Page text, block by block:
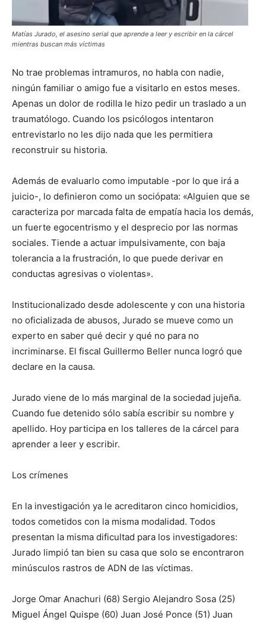
Matías Jurado, el asesino serial que aprende a leer y escribir en la cárcel
mientras buscan más víctimas
No trae problemas intramuros, no habla con nadie,
ningún familiar o amigo fue a visitarlo en estos meses.
Apenas un dolor de rodilla le hizo pedir un traslado a un
traumatólogo. Cuando los psicólogos intentaron
entrevistarlo no les dijo nada que les permitiera
reconstruir su historia.
Además de evaluarlo como imputable -por lo que irá a
juicio-, lo definieron como un sociópata: «Alguien que se
caracteriza por marcada falta de empatía hacia los demás,
un fuerte egocentrismo y el desprecio por las normas
sociales. Tiende a actuar impulsivamente, con baja
tolerancia a la frustración, lo que puede derivar en
conductas agresivas o violentas».
Institucionalizado desde adolescente y con una historia
no oficializada de abusos, Jurado se mueve como un
experto en saber qué decir y qué no para no
incriminarse. El fiscal Guillermo Beller nunca logró que
declare en la causa.
Jurado viene de lo más marginal de la sociedad jujeña.
Cuando fue detenido sólo sabía escribir su nombre y
apellido. Hoy participa en los talleres de la cárcel para
aprender a leer y escribir.
Los crímenes
En la investigación ya le acreditaron cinco homicidios,
todos cometidos con la misma modalidad. Todos
presentan la misma dificultad para los investigadores:
Jurado limpió tan bien su casa que solo se encontraron
minúsculos rastros de ADN de las víctimas.
Jorge Omar Anachuri (68) Sergio Alejandro Sosa (25)
Miguel Ángel Quispe (60) Juan José Ponce (51) Juan